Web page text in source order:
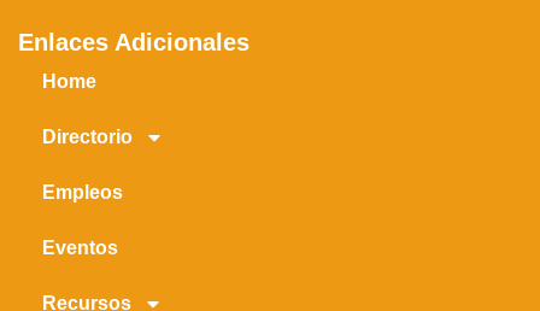
Enlaces Adicionales
Home
Directorio
Empleos
Eventos
Recursos